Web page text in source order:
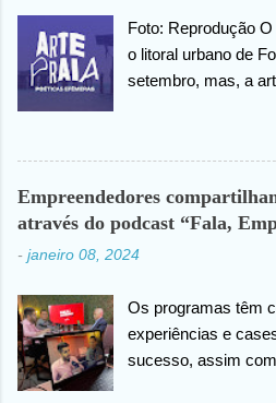
da sua saúde.
Foto: Reprodução
o litoral urbano de
setembro, mas, a
Nesta quinta-feira
mini documentário
Efêmeras” -
que moveu o
nove intervenções
trabalhos extraíram
questionamentos,
visões de como se
“Estamos muito
Empreendedores
através do podcast “Fala,
- janeiro 08, 2024
Os programas têm
experiências e
sucesso, assim